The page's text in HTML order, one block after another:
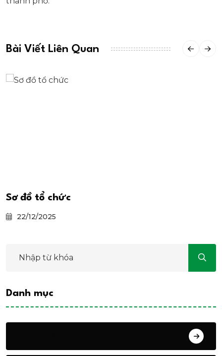
Bài Viết Liên Quan
Sơ đồ tổ chức
22/12/2025
Danh mục